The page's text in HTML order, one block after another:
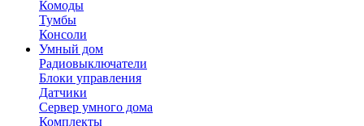
Комоды
Тумбы
Консоли
Умный дом
Радиовыключатели
Блоки управления
Датчики
Сервер умного дома
Комплекты